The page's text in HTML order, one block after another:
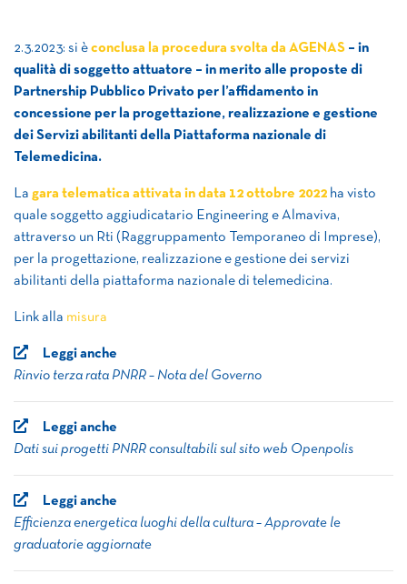
2.3.2023: si è conclusa la procedura svolta da AGENAS – in
qualità di soggetto attuatore – in merito alle proposte di
Partnership Pubblico Privato per l’affidamento in
concessione per la progettazione, realizzazione e gestione
dei Servizi abilitanti della Piattaforma nazionale di
Telemedicina.
La gara telematica attivata in data 12 ottobre 2022 ha visto
quale soggetto aggiudicatario Engineering e Almaviva,
attraverso un Rti (Raggruppamento Temporaneo di Imprese),
per la progettazione, realizzazione e gestione dei servizi
abilitanti della piattaforma nazionale di telemedicina.
Link alla misura
Leggi anche
Rinvio terza rata PNRR – Nota del Governo
Leggi anche
Dati sui progetti PNRR consultabili sul sito web Openpolis
Leggi anche
Efficienza energetica luoghi della cultura – Approvate le
graduatorie aggiornate